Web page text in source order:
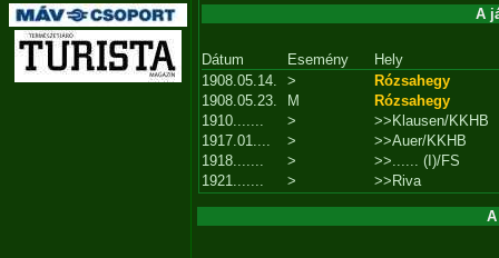
A
Dátum Esemény
Hely
1908.05.14.
>
Rózsahegy
1908.05.23.
M
Rózsahegy
1910.......
>
>>Klausen/KKHB
1917.01....
>
>>Auer/KKHB
1918.......
>
>>...... (I)/FS
1921.......
> >>Riva